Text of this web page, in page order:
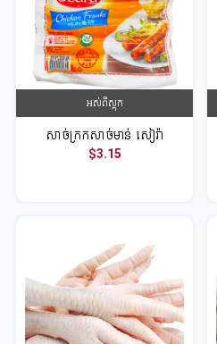
អស់ពីស្តុក
សាច់ក្រកសាច់មាន់ សៀរ៉ា
$3.15